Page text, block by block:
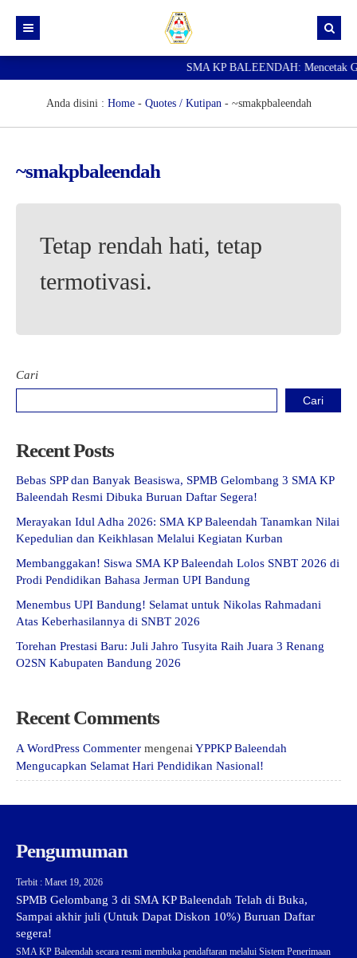
Data Guru
Portal Siswa
SMA KP BALEENDAH: Mencetak
Anda disini : Home- Quotes / Kutipan- ~smakpbaleendah
~smakpbaleendah
Tetap rendah hati, tetap
termotivasi.
Cari
Cari
Recent Posts
Bebas SPP dan Banyak Beasiswa, SPMB Gelombang 3 SMA KP
Baleendah Resmi Dibuka Buruan Daftar Segera!
Merayakan Idul Adha 2026: SMA KP Baleendah Tanamkan Nilai
Kepedulian dan Keikhlasan Melalui Kegiatan Kurban
Membanggakan! Siswa SMA KP Baleendah Lolos SNBT 2026 di
Prodi Pendidikan Bahasa Jerman UPI Bandung
Menembus UPI Bandung! Selamat untuk Nikolas Rahmadani
Atas Keberhasilannya di SNBT 2026
Torehan Prestasi Baru: Juli Jahro Tusyita Raih Juara 3 Renang
O2SN Kabupaten Bandung 2026
Recent Comments
A WordPress Commenter mengenai YPPKP Baleendah
Mengucapkan Selamat Hari Pendidikan Nasional!
Pengumuman
Terbit : Maret 19, 2026
SPMB Gelombang 3 di SMA KP Baleendah Telah di Buka,
Sampai akhir juli (Untuk Dapat Diskon 10%) Buruan Daftar
segera!
SMA KP Baleendah secara resmi membuka pendaftaran melalui Sistem Penerimaan